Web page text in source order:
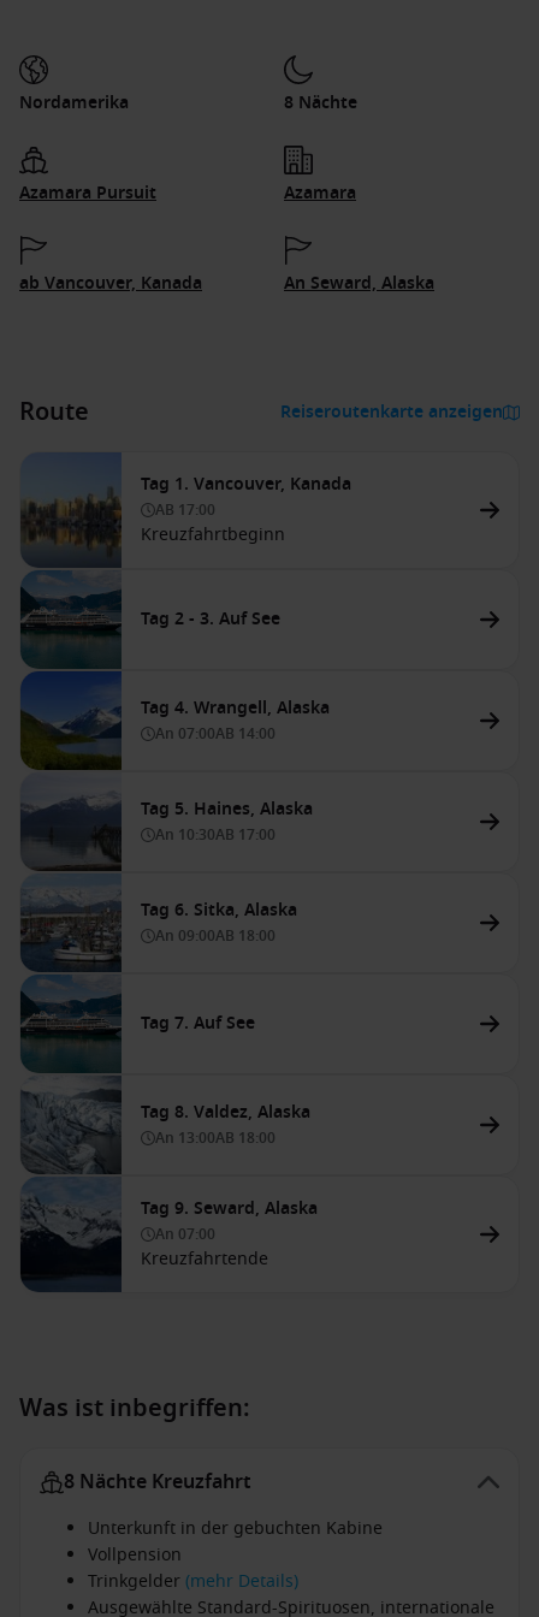
Nordamerika 8 Nächte
Azamara Pursuit Azamara
ab Vancouver, Kanada An Seward, Alaska
Route Reiseroutenkarte anzeigen
Tag 1. Vancouver, Kanada
AB 17:00
Kreuzfahrtbeginn
Tag 2 - 3. Auf See
Tag 4. Wrangell, Alaska
An 07:00AB 14:00
Tag 5. Haines, Alaska
An 10:30AB 17:00
Tag 6. Sitka, Alaska
An 09:00AB 18:00
Tag 7. Auf See
Tag 8. Valdez, Alaska
An 13:00AB 18:00
Tag 9. Seward, Alaska
An 07:00
Kreuzfahrtende
Was ist inbegriffen:
8 Nächte Kreuzfahrt
Unterkunft in der gebuchten Kabine
Vollpension
Trinkgelder(mehr Details)
Ausgewählte Standard-Spirituosen, internationale